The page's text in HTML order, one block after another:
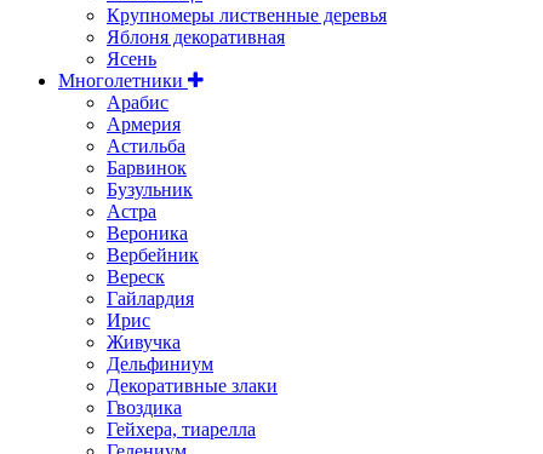
Крупномеры лиственные деревья
Яблоня декоративная
Ясень
Многолетники
Арабис
Армерия
Астильбa
Барвинок
Бузульник
Астра
Вероника
Вербейник
Вереск
Гайлардия
Ирис
Живучка
Дельфиниум
Декоративные злаки
Гвоздика
Гейхера, тиарелла